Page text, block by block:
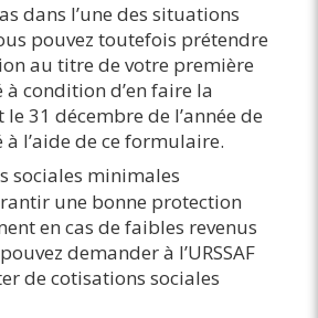
dans l’une des situations
pouvez toutefois prétendre
au titre de votre première
à condition d’en faire la
31 décembre de l’année de
l’aide de ce formulaire.
sociales minimales
une bonne protection
en cas de faibles revenus
demander à l’URSSAF
de cotisations sociales